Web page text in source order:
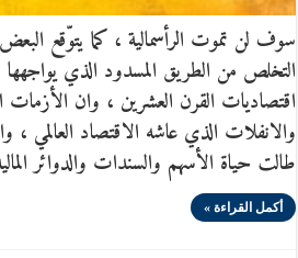
سوف لن تموت الرأسمالية ، كما يتوّقع
التخلص من الطريق المسدود الذي
اقتصاديات القرن العشرين ، وان الأزمات
والانفلات الذي عاشه الاقتصاد العالمي ،
طالت حياة الأسهم والسندات والدوائر
أكمل القراءة »